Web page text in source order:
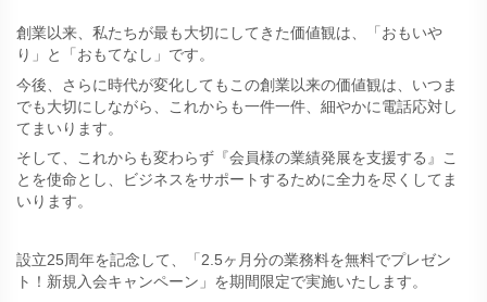
創業以来、私たちが最も大切にしてきた価値観は、「おもいや
り」と「おもてなし」です。
今後、さらに時代が変化してもこの創業以来の価値観は、いつま
でも大切にしながら、これからも一件一件、細やかに電話応対し
てまいります。
そして、これからも変わらず『会員様の業績発展を支援する』こ
とを使命とし、ビジネスをサポートするために全力を尽くしてま
いります。
設立25周年を記念して、「2.5ヶ月分の業務料を無料でプレゼン
ト！新規入会キャンペーン」を期間限定で実施いたします。